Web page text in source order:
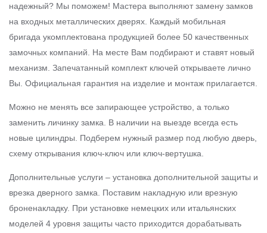
надежный? Мы поможем! Мастера выполняют замену замков
на входных металлических дверях. Каждый мобильная
бригада укомплектована продукцией более 50 качественных
замочных компаний. На месте Вам подбирают и ставят новый
механизм. Запечатанный комплект ключей открываете лично
Вы. Официальная гарантия на изделие и монтаж прилагается.
Можно не менять все запирающее устройство, а только
заменить личинку замка. В наличии на выезде всегда есть
новые цилиндры. Подберем нужный размер под любую дверь,
схему открывания ключ-ключ или ключ-вертушка.
Дополнительные услуги – установка дополнительной защиты и
врезка дверного замка. Поставим накладную или врезную
броненакладку. При установке немецких или итальянских
моделей 4 уровня защиты часто приходится дорабатывать